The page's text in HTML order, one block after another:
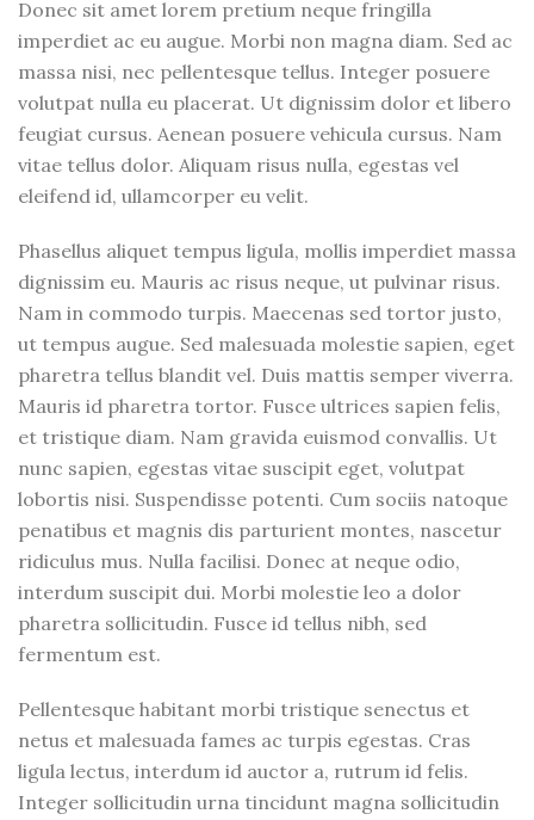
Donec sit amet lorem pretium neque fringilla
imperdiet ac eu augue. Morbi non magna diam. Sed ac
massa nisi, nec pellentesque tellus. Integer posuere
volutpat nulla eu placerat. Ut dignissim dolor et libero
feugiat cursus. Aenean posuere vehicula cursus. Nam
vitae tellus dolor. Aliquam risus nulla, egestas vel
eleifend id, ullamcorper eu velit.
Phasellus aliquet tempus ligula, mollis imperdiet massa
dignissim eu. Mauris ac risus neque, ut pulvinar risus.
Nam in commodo turpis. Maecenas sed tortor justo,
ut tempus augue. Sed malesuada molestie sapien, eget
pharetra tellus blandit vel. Duis mattis semper viverra.
Mauris id pharetra tortor. Fusce ultrices sapien felis,
et tristique diam. Nam gravida euismod convallis. Ut
nunc sapien, egestas vitae suscipit eget, volutpat
lobortis nisi. Suspendisse potenti. Cum sociis natoque
penatibus et magnis dis parturient montes, nascetur
ridiculus mus. Nulla facilisi. Donec at neque odio,
interdum suscipit dui. Morbi molestie leo a dolor
pharetra sollicitudin. Fusce id tellus nibh, sed
fermentum est.
Pellentesque habitant morbi tristique senectus et
netus et malesuada fames ac turpis egestas. Cras
ligula lectus, interdum id auctor a, rutrum id felis.
Integer sollicitudin urna tincidunt magna sollicitudin